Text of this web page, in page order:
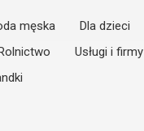
męska Dla dzieci
Usługi i firmy